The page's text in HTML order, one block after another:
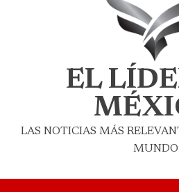
EL
LAS NOTICIAS MÁS
MUNDO